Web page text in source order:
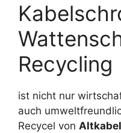
Recycling
ist nicht nur
auch
Recycel von Altkabel